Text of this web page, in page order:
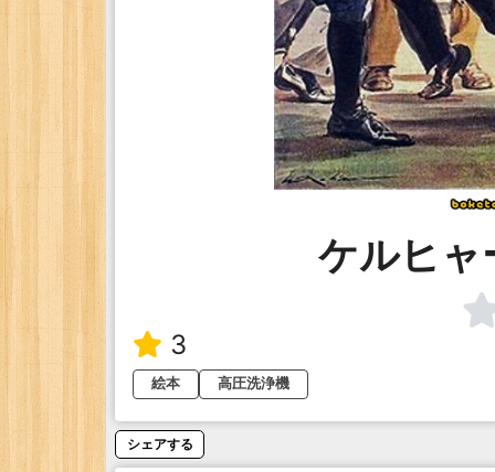
ケルヒャ
3
絵本 高圧洗浄機
シェアする